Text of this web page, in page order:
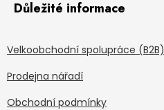
Důležité informace
Velkoobchodní spolupráce (B2B)
Prodejna nářadí
Obchodní podmínky